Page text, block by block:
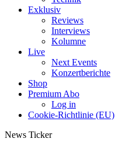
Exklusiv
Reviews
Interviews
Kolumne
Live
Next Events
Konzertberichte
Shop
Premium Abo
Log in
Cookie-Richtlinie (EU)
News Ticker